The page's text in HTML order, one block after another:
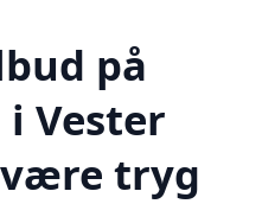
på
Vester
tryg